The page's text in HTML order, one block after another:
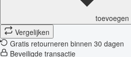
toevoegen
Vergelijken
Gratis retourneren binnen 30 dagen
Beveiligde transactie